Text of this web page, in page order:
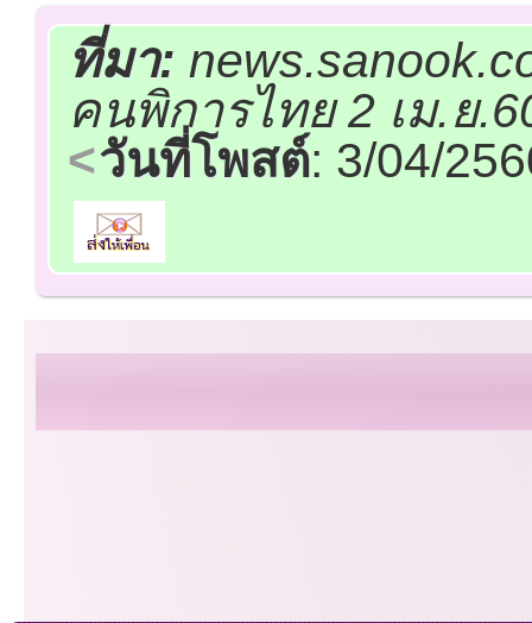
ที่มา:
คนพิการไทย 2 เม.ย
วันที่โพสต์: 3/04/